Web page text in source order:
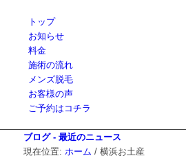
トップ
お知らせ
料金
施術の流れ
メンズ脱毛
お客様の声
ご予約はコチラ
ブログ - 最近のニュース
現在位置: ホーム / 横浜お土産